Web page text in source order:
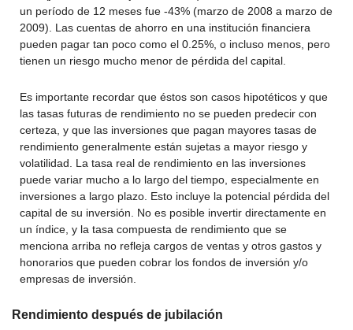
un período de 12 meses fue -43% (marzo de 2008 a marzo de
2009). Las cuentas de ahorro en una institución financiera
pueden pagar tan poco como el 0.25%, o incluso menos, pero
tienen un riesgo mucho menor de pérdida del capital.
Es importante recordar que éstos son casos hipotéticos y que
las tasas futuras de rendimiento no se pueden predecir con
certeza, y que las inversiones que pagan mayores tasas de
rendimiento generalmente están sujetas a mayor riesgo y
volatilidad. La tasa real de rendimiento en las inversiones
puede variar mucho a lo largo del tiempo, especialmente en
inversiones a largo plazo. Esto incluye la potencial pérdida del
capital de su inversión. No es posible invertir directamente en
un índice, y la tasa compuesta de rendimiento que se
menciona arriba no refleja cargos de ventas y otros gastos y
honorarios que pueden cobrar los fondos de inversión y/o
empresas de inversión.
Rendimiento después de jubilación